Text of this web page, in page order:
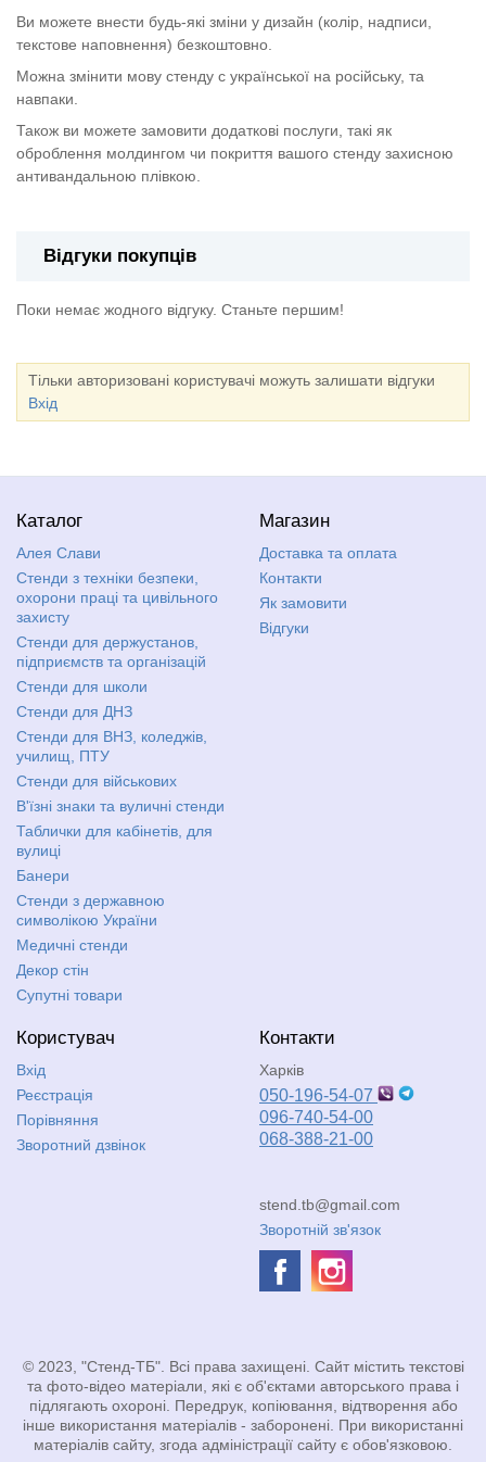
Ви можете внести будь-які зміни у дизайн (колір, надписи,
текстове наповнення) безкоштовно.
Можна змінити мову стенду с української на російську, та
навпаки.
Також ви можете замовити додаткові послуги, такі як
оброблення молдингом чи покриття вашого стенду захисною
антивандальною плівкою.
Відгуки покупців
Поки немає жодного відгуку. Станьте першим!
Тільки авторизовані користувачі можуть залишати відгуки
Вхід
Каталог
Алея Слави
Стенди з техніки безпеки,
охорони праці та цивільного
захисту
Стенди для держустанов,
підприємств та організацій
Стенди для школи
Стенди для ДНЗ
Стенди для ВНЗ, коледжів,
училищ, ПТУ
Стенди для військових
В'їзні знаки та вуличні стенди
Таблички для кабінетів, для
вулиці
Банери
Стенди з державною
символікою України
Медичні стенди
Декор стін
Супутні товари
Магазин
Доставка та оплата
Контакти
Як замовити
Відгуки
Користувач
Вхід
Реєстрація
Порівняння
Зворотний дзвінок
Контакти
Харків
050-196-54-07
096-740-54-00
068-388-21-00
stend.tb@gmail.com
Зворотній зв'язок
© 2023, "Стенд-ТБ". Всі права захищені. Сайт містить текстові
та фото-відео матеріали, які є об'єктами авторського права і
підлягають охороні. Передрук, копіювання, відтворення або
інше використання матеріалів - заборонені. При використанні
матеріалів сайту, згода адміністрації сайту є обов'язковою.